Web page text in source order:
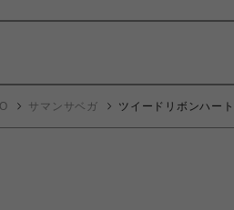
サマンサベガ ツイードリボンハー